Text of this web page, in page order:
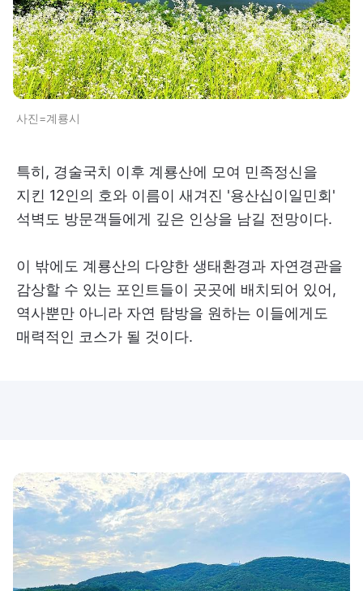
사진=계룡시
특히, 경술국치 이후 계룡산에 모여 민족정신을
지킨 12인의 호와 이름이 새겨진 '용산십이일민회'
석벽도 방문객들에게 깊은 인상을 남길 전망이다.
이 밖에도 계룡산의 다양한 생태환경과 자연경관을
감상할 수 있는 포인트들이 곳곳에 배치되어 있어,
역사뿐만 아니라 자연 탐방을 원하는 이들에게도
매력적인 코스가 될 것이다.